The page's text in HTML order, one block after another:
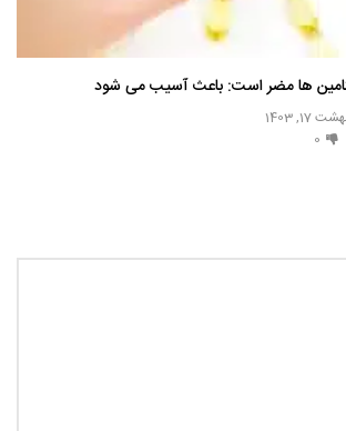
ها مضر است: باعث آسیب می شود
17, 1403
0